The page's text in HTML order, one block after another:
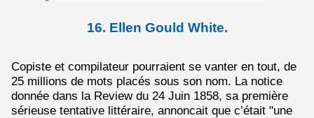
16. Ellen Gould White.
Copiste et compilateur pourraient se vanter en tout, de
25 millions de mots placés sous son nom. La notice
donnée dans la Review du 24 Juin 1858, sa première
sérieuse tentative littéraire, annoncait que c’était "une